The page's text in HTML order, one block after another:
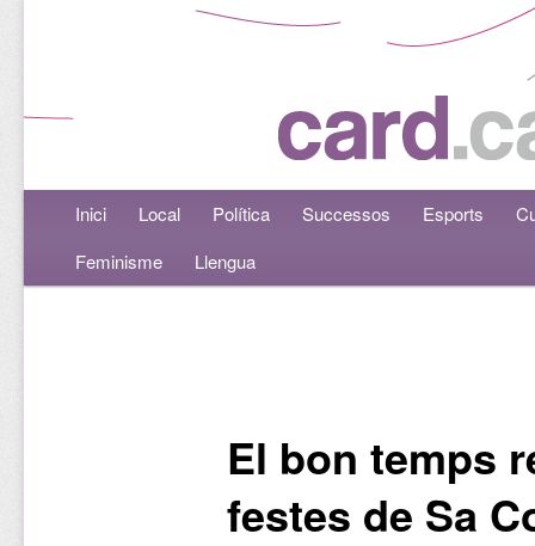
Menú principalAneu al contingut principal
Aneu al contingut secundari
Inici Local Política Successos Esports
Feminisme
Llengua
El bon temps
festes de Sa